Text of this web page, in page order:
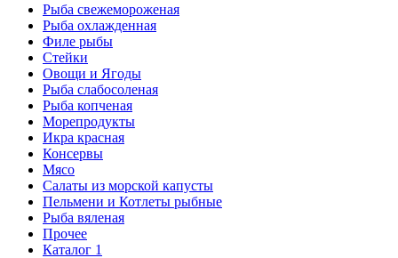
Рыба свежемороженая
Рыба охлажденная
Филе рыбы
Стейки
Овощи и Ягоды
Рыба слабосоленая
Рыба копченая
Морепродукты
Икра красная
Консервы
Мясо
Салаты из морской капусты
Пельмени и Котлеты рыбные
Рыба вяленая
Прочее
Каталог 1